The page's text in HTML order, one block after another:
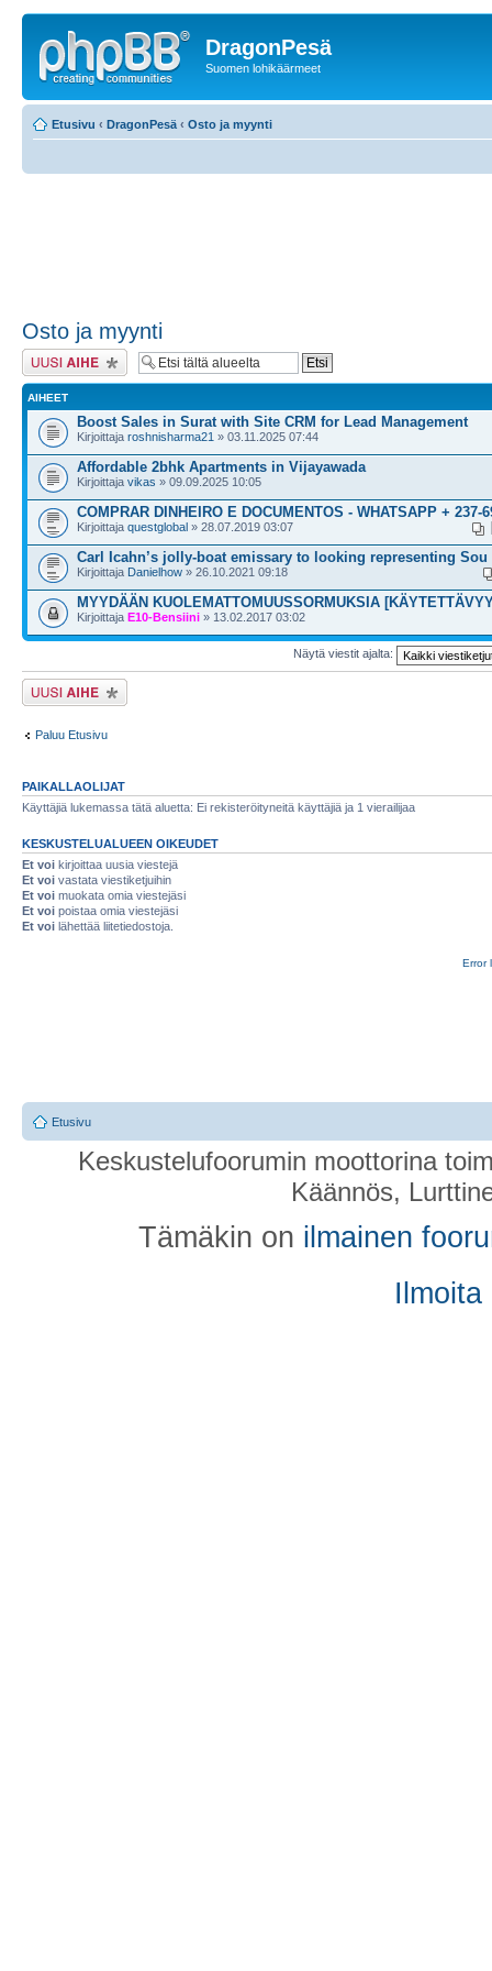
DragonPesä
Suomen lohikäärmeet
Etusivu ‹ DragonPesä ‹ Osto ja myynti
Osto ja myynti
Lähetä uusi viesti
AIHEET
Boost Sales in Surat with Site CRM for Lead Management
Kirjoittaja roshnisharma21 » 03.11.2025 07:44
Affordable 2bhk Apartments in Vijayawada
Kirjoittaja vikas » 09.09.2025 10:05
COMPRAR DINHEIRO E DOCUMENTOS - WHATSAPP + 237-
Kirjoittaja questglobal » 28.07.2019 03:07
Carl Icahn’s jolly-boat emissary to looking representing Sou
Kirjoittaja Danielhow » 26.10.2021 09:18
MYYDÄÄN KUOLEMATTOMUUSSORMUKSIA
Kirjoittaja E10-Bensiini » 13.02.2017 03:02
Näytä viestit ajalta:
Lähetä uusi viesti
Paluu Etusivu
PAIKALLAOLIJAT
Käyttäjiä lukemassa tätä aluetta: Ei rekisteröityneitä käyttäjiä ja 1 vierailijaa
KESKUSTELUALUEEN OIKEUDET
Et voi kirjoittaa uusia viestejä
Et voi vastata viestiketjuihin
Et voi muokata omia viestejäsi
Et voi poistaa omia viestejäsi
Et voi lähettää liitetiedostoja.
Error
Etusivu
Keskustelufoorumin moottorina
Käännös,
Tämäkin on ilmainen